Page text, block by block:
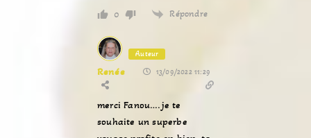
0 Répondre
Auteur
Renée 13/09/2022 11:29
merci Fanou….je te
souhaite un superbe